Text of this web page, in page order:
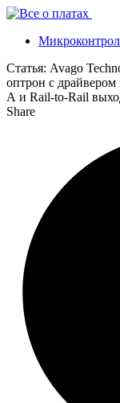
Статья: Avago
оптрон с драйвером
А и Rail-to-Rail
Share